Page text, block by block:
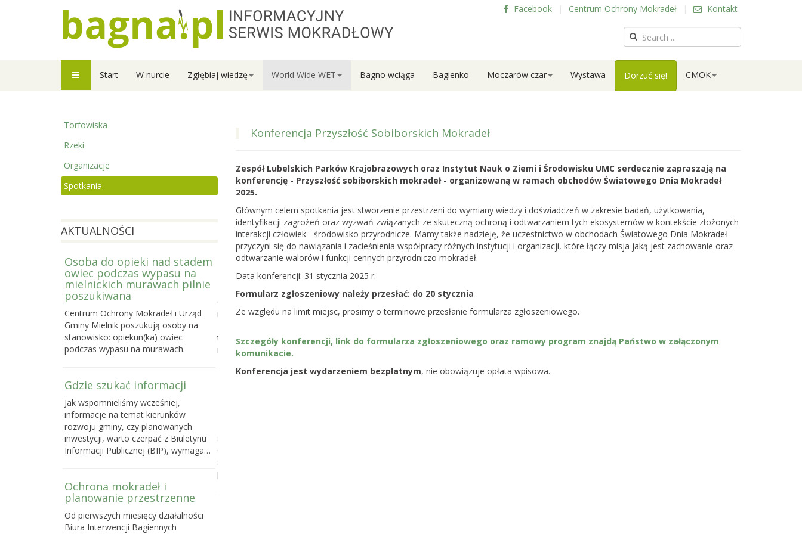
Facebook | Centrum Ochrony Mokradeł | Kontakt
Start W nurcie Zgłębiaj wiedzę World Wide WET Bagno wciąga Bagienko Moczarów czar Wystawa Dorzuć się! CMOK
Konferencja Przyszłość Sobiborskich Mokradeł
Zespół Lubelskich Parków Krajobrazowych oraz Instytut Nauk o Ziemi i Środowisku UMC serdecznie zapraszają na
konferencję - Przyszłość sobiborskich mokradeł - organizowaną w ramach obchodów Światowego Dnia Mokradeł
2025.
Głównym celem spotkania jest stworzenie przestrzeni do wymiany wiedzy i doświadczeń w zakresie badań, użytkowania,
identyfikacji zagrożeń oraz wyzwań związanych ze skuteczną ochroną i odtwarzaniem tych ekosystemów w kontekście złożonych
interakcji człowiek - środowisko przyrodnicze. Mamy także nadzieję, że uczestnictwo w obchodach Światowego Dnia Mokradeł
przyczyni się do nawiązania i zacieśnienia współpracy różnych instytucji i organizacji, które łączy misja jaką jest zachowanie oraz
odtwarzanie walorów i funkcji cennych przyrodniczo mokradeł.
Data konferencji: 31 stycznia 2025 r.
Formularz zgłoszeniowy należy przesłać: do 20 stycznia
Ze względu na limit miejsc, prosimy o terminowe przesłanie formularza zgłoszeniowego.
Szczegóły konferencji, link do formularza zgłoszeniowego oraz ramowy program znajdą Państwo w załączonym
komunikacie.
Konferencja jest wydarzeniem bezpłatnym, nie obowiązuje opłata wpisowa.
Torfowiska
Rzeki
Organizacje
Spotkania
AKTUALNOŚCI
Osoba do opieki nad stadem
owiec podczas wypasu na
mielnickich murawach pilnie
poszukiwana
Centrum Ochrony Mokradeł i Urząd
Gminy Mielnik poszukują osoby na
stanowisko: opiekun(ka) owiec
podczas wypasu na murawach.
Gdzie szukać informacji
Jak wspomnieliśmy wcześniej,
informacje na temat kierunków
rozwoju gminy, czy planowanych
inwestycji, warto czerpać z Biuletynu
Informacji Publicznej (BIP), wymaga…
Ochrona mokradeł i
planowanie przestrzenne
Od pierwszych miesięcy działalności
Biura Interwencji Bagiennych
Prowadzimy nabór do
Letniej Szkoły Bagiennej
Centrum Ochrony Mokradeł otwiera
nabór do trzeciej edycji Letniej Szkoły
terenowego kursu ekologii i ochrony
mokradeł, która…
o ochronie przyrody dającej
powstawania…